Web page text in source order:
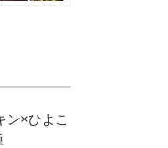
ン×ひよこ